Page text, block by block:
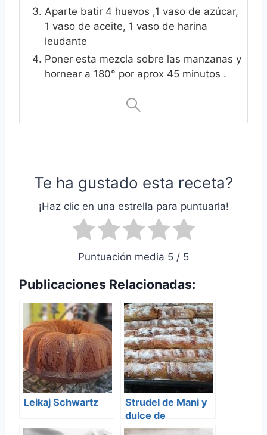
Aparte batir 4 huevos ,1 vaso de azúcar,
1 vaso de aceite, 1 vaso de harina
leudante
Poner esta mezcla sobre las manzanas y
hornear a 180° por aprox 45 minutos .
Te ha gustado esta receta?
¡Haz clic en una estrella para puntuarla!
Puntuación media 5 / 5
Publicaciones Relacionadas:
Leikaj Schwartz
Strudel de Mani y
dulce de
Membrillo